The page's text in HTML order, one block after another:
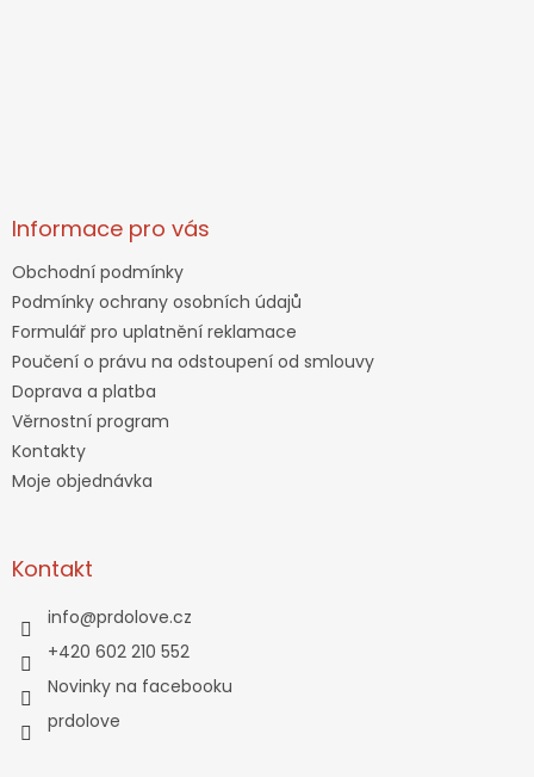
Informace pro vás
Obchodní podmínky
Podmínky ochrany osobních údajů
Formulář pro uplatnění reklamace
Poučení o právu na odstoupení od smlouvy
Doprava a platba
Věrnostní program
Kontakty
Moje objednávka
Kontakt
info@prdolove.cz
+420 602 210 552
Novinky na facebooku
prdolove